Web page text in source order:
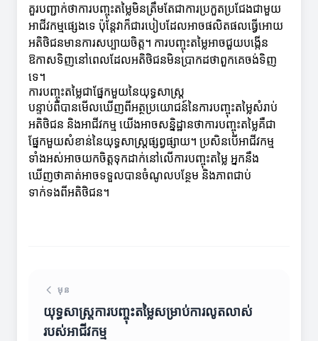
គួរបញ្ជាក់ថាការបញ្ចុះតម្លៃមិនត្រឹមតែជាការប្រកួតប្រជែងជាមួយ
អាជីវកម្មផ្សេងទេ ប៉ុន្តែវាក៏ជារបៀបដែលអាចផលិតផលធ្វើអោយ
អតិថិជនមានការសប្បាយចិត្ត។ ការបញ្ចុះតម្លៃអាចជួយបង្កើន
ឱកាសទិញនៅពេលដែលអតិថិជនមិនប្រាកដថាពួកគេចង់ទិញ
ទេ។
ការបញ្ចុះតម្លៃជាផ្នែកមួយនៃយុទ្ធសាស្ត្រ
បន្ទាប់ពីបានមើលឃើញពីអត្ថប្រយោជន៍នៃការបញ្ចុះតម្លៃសំរាប់
អតិថិជន និងអាជីវកម្ម យើងអាចសន្និដ្ឋានថាការបញ្ចុះតម្លៃគឺជា
ផ្នែកមួយសំខាន់នៃយុទ្ធសាស្ត្រផ្សព្វផ្សាយ។ ប្រសិនបើអាជីវកម្ម
ទាំងអស់អាចយកចិត្តទុកដាក់នៅលើការបញ្ចុះតម្លៃ អ្នកនឹង
ឃើញថាគាត់អាចទទួលបានចំណូលបន្ថែម និងភាពជាប់
ទាក់ទងពីអតិថិជន។
មុន
យុទ្ធសាស្ត្រការបញ្ចុះតម្លៃសម្រាប់ការលូតលាស់
របស់អាជីវកម្ម